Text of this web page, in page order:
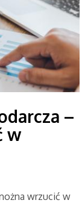
–
w
wrzucić w